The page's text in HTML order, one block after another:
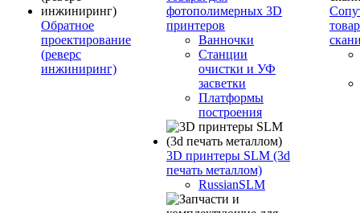
Обратное
проектирование
(реверс
инжиниринг)
фотополимерных 3D
принтеров
Ванночки
Станции
очистки и УФ
засветки
Платформы
построения
3D принтеры SLM (3d
печать металлом)
RussianSLM